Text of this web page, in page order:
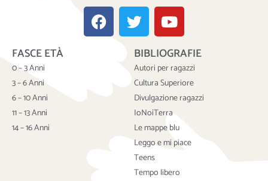
F
a
c
T
w
i
t
t
e
r
Y
o
u
t
u
b
e
FASCE ETÀ
0 – 3 Anni
3 – 6 Anni
6 – 10 Anni
11 – 13 Anni
14 – 16 Anni
BIBLIOGRAFIE
Autori per ragazzi
Cultura Superiore
Divulgazione ragazzi
IoNoiTerra
Le mappe blu
Leggo e mi piace
Teens
Tempo libero